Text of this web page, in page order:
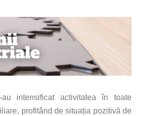
au intensificat activitatea în toate
profitând de situația pozitivă de